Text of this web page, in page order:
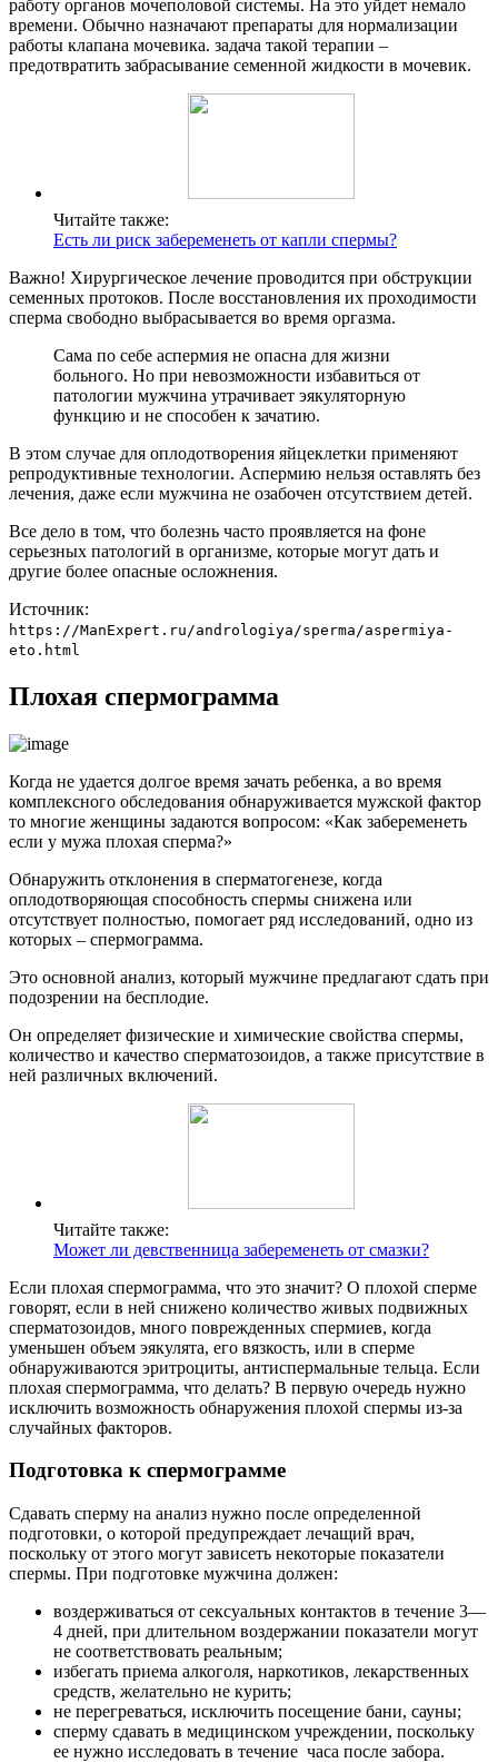
работу органов мочеполовой системы. На это уйдет немало
времени. Обычно назначают препараты для нормализации
работы клапана мочевика. задача такой терапии –
предотвратить забрасывание семенной жидкости в мочевик.
Читайте также:
Есть ли риск забеременеть от капли спермы?
Важно! Хирургическое лечение проводится при обструкции
семенных протоков. После восстановления их проходимости
сперма свободно выбрасывается во время оргазма.
Сама по себе аспермия не опасна для жизни
больного. Но при невозможности избавиться от
патологии мужчина утрачивает эякуляторную
функцию и не способен к зачатию.
В этом случае для оплодотворения яйцеклетки применяют
репродуктивные технологии. Аспермию нельзя оставлять без
лечения, даже если мужчина не озабочен отсутствием детей.
Все дело в том, что болезнь часто проявляется на фоне
серьезных патологий в организме, которые могут дать и
другие более опасные осложнения.
Источник:
https://ManExpert.ru/andrologiya/sperma/aspermiya-
eto.html
Плохая спермограмма
Когда не удается долгое время зачать ребенка, а во время
комплексного обследования обнаруживается мужской фактор
то многие женщины задаются вопросом: «Как забеременеть
если у мужа плохая сперма?»
Обнаружить отклонения в сперматогенезе, когда
оплодотворяющая способность спермы снижена или
отсутствует полностью, помогает ряд исследований, одно из
которых – спермограмма.
Это основной анализ, который мужчине предлагают сдать при
подозрении на бесплодие.
Он определяет физические и химические свойства спермы,
количество и качество сперматозоидов, а также присутствие в
ней различных включений.
Читайте также:
Может ли девственница забеременеть от смазки?
Если плохая спермограмма, что это значит? О плохой сперме
говорят, если в ней снижено количество живых подвижных
сперматозоидов, много поврежденных спермиев, когда
уменьшен объем эякулята, его вязкость, или в сперме
обнаруживаются эритроциты, антиспермальные тельца. Если
плохая спермограмма, что делать? В первую очередь нужно
исключить возможность обнаружения плохой спермы из-за
случайных факторов.
Подготовка к спермограмме
Сдавать сперму на анализ нужно после определенной
подготовки, о которой предупреждает лечащий врач,
поскольку от этого могут зависеть некоторые показатели
спермы. При подготовке мужчина должен:
воздерживаться от сексуальных контактов в течение 3—
4 дней, при длительном воздержании показатели могут
не соответствовать реальным;
избегать приема алкоголя, наркотиков, лекарственных
средств, желательно не курить;
не перегреваться, исключить посещение бани, сауны;
сперму сдавать в медицинском учреждении, поскольку
ее нужно исследовать в течение часа после забора.